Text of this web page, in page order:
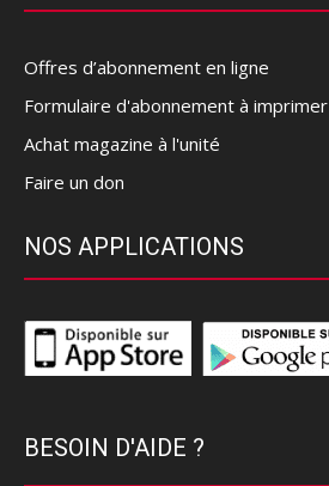
Offres d’abonnement en ligne
Formulaire d'abonnement à imprimer
Achat magazine à l'unité
Faire un don
NOS APPLICATIONS
BESOIN D'AIDE ?